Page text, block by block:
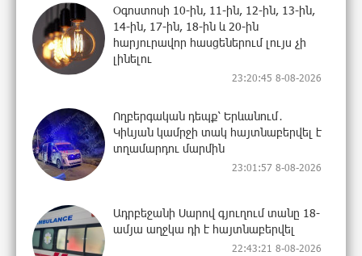
Օգոստոսի 10-ին, 11-ին, 12-ին, 13-ին,
14-ին, 17-ին, 18-ին և 20-ին
հարյուրավոր հասցեներում լույս չի
լինելու
23:20:45 8-08-2026
Ողբերգական դեպք՝ Երևանում․
Կիևյան կամրջի տակ հայտնաբերվել է
տղամարդու մարմին
23:01:57 8-08-2026
Ադրբեջանի Սարով գյուղում տանը 18-
ամյա աղջկա դի է հայտնաբերվել
22:43:21 8-08-2026